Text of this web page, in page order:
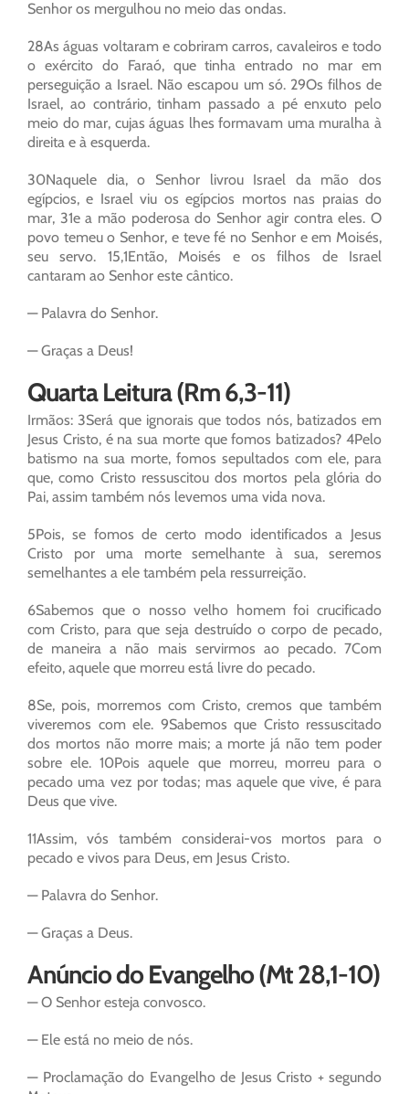
Senhor os mergulhou no meio das ondas.
28As águas voltaram e cobriram carros, cavaleiros e todo
o exército do Faraó, que tinha entrado no mar em
perseguição a Israel. Não escapou um só. 29Os filhos de
Israel, ao contrário, tinham passado a pé enxuto pelo
meio do mar, cujas águas lhes formavam uma muralha à
direita e à esquerda.
30Naquele dia, o Senhor livrou Israel da mão dos
egípcios, e Israel viu os egípcios mortos nas praias do
mar, 31e a mão poderosa do Senhor agir contra eles. O
povo temeu o Senhor, e teve fé no Senhor e em Moisés,
seu servo. 15,1Então, Moisés e os filhos de Israel
cantaram ao Senhor este cântico.
— Palavra do Senhor.
— Graças a Deus!
Quarta Leitura (Rm 6,3-11)
Irmãos: 3Será que ignorais que todos nós, batizados em
Jesus Cristo, é na sua morte que fomos batizados? 4Pelo
batismo na sua morte, fomos sepultados com ele, para
que, como Cristo ressuscitou dos mortos pela glória do
Pai, assim também nós levemos uma vida nova.
5Pois, se fomos de certo modo identificados a Jesus
Cristo por uma morte semelhante à sua, seremos
semelhantes a ele também pela ressurreição.
6Sabemos que o nosso velho homem foi crucificado
com Cristo, para que seja destruído o corpo de pecado,
de maneira a não mais servirmos ao pecado. 7Com
efeito, aquele que morreu está livre do pecado.
8Se, pois, morremos com Cristo, cremos que também
viveremos com ele. 9Sabemos que Cristo ressuscitado
dos mortos não morre mais; a morte já não tem poder
sobre ele. 10Pois aquele que morreu, morreu para o
pecado uma vez por todas; mas aquele que vive, é para
Deus que vive.
11Assim, vós também considerai-vos mortos para o
pecado e vivos para Deus, em Jesus Cristo.
— Palavra do Senhor.
— Graças a Deus.
Anúncio do Evangelho (Mt 28,1-10)
— O Senhor esteja convosco.
— Ele está no meio de nós.
— Proclamação do Evangelho de Jesus Cristo + segundo